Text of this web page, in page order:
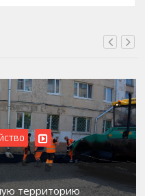
территорию